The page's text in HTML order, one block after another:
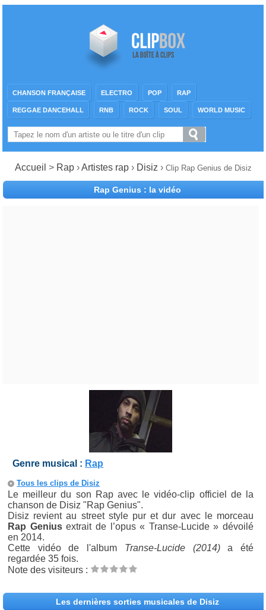
CHANSON FRANÇAISE ELECTRO POP RAP
REGGAE DANCEHALL RNB ROCK SOUL WORLD MUSIC
Accueil > Rap ›Artistes rap› Disiz › Clip Rap Genius de Disiz
Rap Genius : la vidéo
Genre musical : Rap
Tous les clips de Disiz
Le meilleur du son Rap avec le vidéo-clip officiel de la
chanson de Disiz "Rap Genius".
Disiz revient au street style pur et dur avec le morceau
Rap Geniusextrait de l’opus « Transe-Lucide » dévoilé
en 2014.
Cette vidéo de l'album Transe-Lucide (2014)a été
regardée 35 fois.
Note des visiteurs :
Les dernières sorties musicales de Disiz